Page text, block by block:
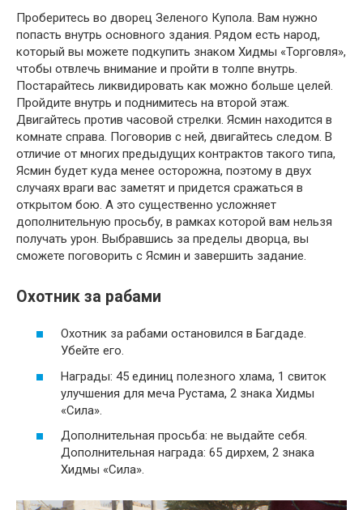
Проберитесь во дворец Зеленого Купола. Вам нужно
попасть внутрь основного здания. Рядом есть народ,
который вы можете подкупить знаком Хидмы «Торговля»,
чтобы отвлечь внимание и пройти в толпе внутрь.
Постарайтесь ликвидировать как можно больше целей.
Пройдите внутрь и поднимитесь на второй этаж.
Двигайтесь против часовой стрелки. Ясмин находится в
комнате справа. Поговорив с ней, двигайтесь следом. В
отличие от многих предыдущих контрактов такого типа,
Ясмин будет куда менее осторожна, поэтому в двух
случаях враги вас заметят и придется сражаться в
открытом бою. А это существенно усложняет
дополнительную просьбу, в рамках которой вам нельзя
получать урон. Выбравшись за пределы дворца, вы
сможете поговорить с Ясмин и завершить задание.
Охотник за рабами
Охотник за рабами остановился в Багдаде.
Убейте его.
Награды: 45 единиц полезного хлама, 1 свиток
улучшения для меча Рустама, 2 знака Хидмы
«Сила».
Дополнительная просьба: не выдайте себя.
Дополнительная награда: 65 дирхем, 2 знака
Хидмы «Сила».